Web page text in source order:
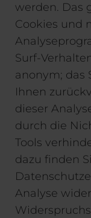
werden. Das
Cookies und
Surf-
anonym; das
Ihnen
dieser
durch die
Tools
dazu finden
Analyse